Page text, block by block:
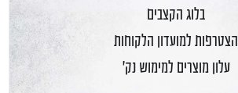
בלוג הקצבים
הצטרפות למועדון הלקוחות
עלון מוצרים למימוש נק'